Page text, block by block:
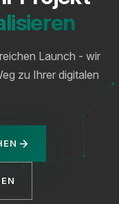
Launch - wir
zu Ihrer digitalen